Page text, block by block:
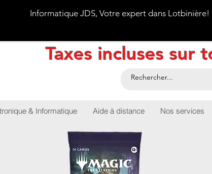
Informatique JDS, Votre expert dans Lotbinière!
& Informatique Aide à distance Nos services
Taxes incluses